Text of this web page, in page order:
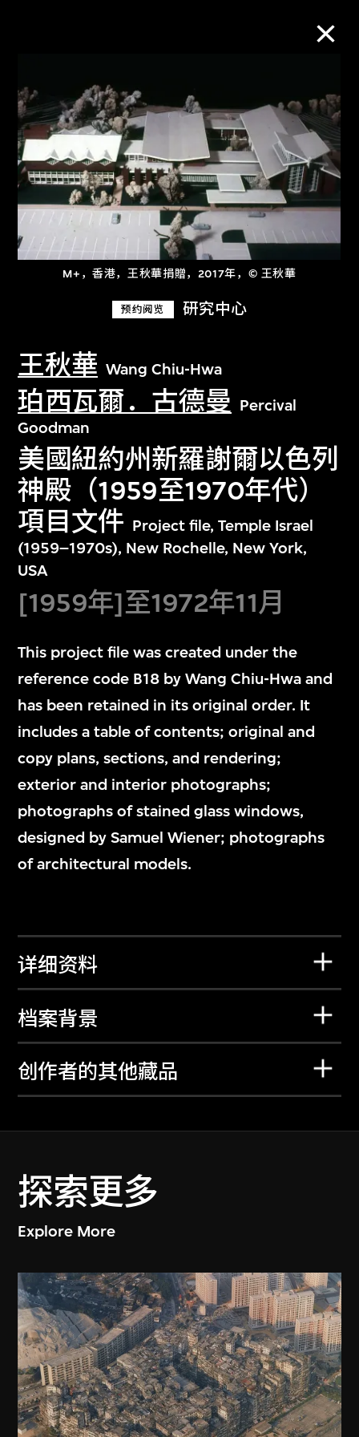
M+，香港，王秋華捐贈，2017年，© 王秋華
预约阅览 研究中心
王秋華 Wang Chiu-Hwa
珀西瓦爾．古德曼 Percival
Goodman
美國紐約州新羅謝爾以色列
神殿（1959至1970年代）
項目文件 Project file, Temple Israel
(1959–1970s), New Rochelle, New York,
USA
[1959年]至1972年11月
This project file was created under the
reference code B18 by Wang Chiu-Hwa and
has been retained in its original order. It
includes a table of contents; original and
copy plans, sections, and rendering;
exterior and interior photographs;
photographs of stained glass windows,
designed by Samuel Wiener; photographs
of architectural models.
详细资料
档案背景
创作者的其他藏品
探索更多
Explore More
M+藏品
进一步筛选 搜索
关于M+藏品
探索世界顶级的二十及二十一世纪视觉